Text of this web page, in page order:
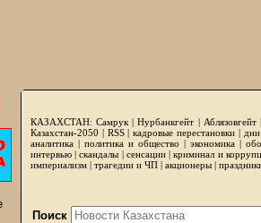
КАЗАХСТАН: Самрук |Нурбанкгейт | Аблязовгейт
Казахстан-2050 | RSS|кадровые перестановки|
аналитика | политика и общество | экономика |
интервью |скандалы | сенсации|криминал и
империализм | трагедии и ЧП | акционеры |
Поиск